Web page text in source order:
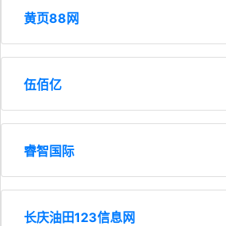
黄页88网
伍佰亿
睿智国际
长庆油田123信息网